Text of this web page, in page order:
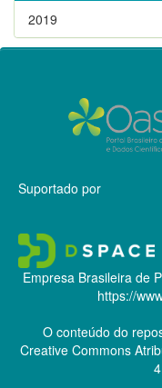
2019
Suportado por
Empresa Brasileira de
https://
O conteúdo do
Creative Commons